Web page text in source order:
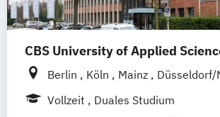
CBS University of Applied
Berlin Köln Mainz
Düsseldorf/
Solingen
Hamburg Rheine
Vollzeit
Duales Studium